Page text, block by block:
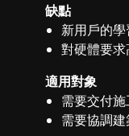
缺點
新用戶的
對硬體要
適用對象
需要交付
需要協調